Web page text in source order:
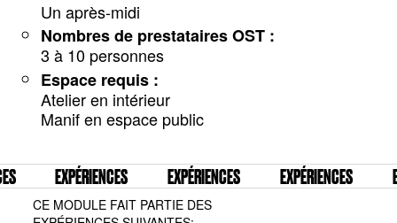
Un après-midi
Nombres de prestataires OST :
3 à 10 personnes
Espace requis :
Atelier en intérieur
Manif en espace public
EXPÉRIENCES EXPÉRIENCES EXPÉRIENCES
CE MODULE FAIT PARTIE DES